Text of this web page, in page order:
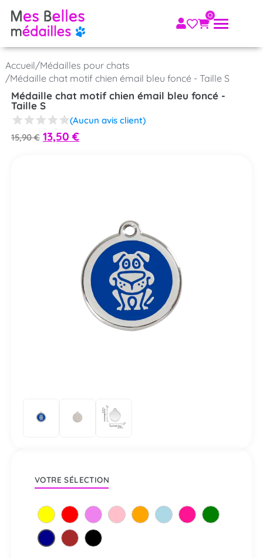
Accueil/Médailles pour chats
/Médaille chat motif chien émail bleu foncé - Taille S
Médaille chat motif chien émail bleu foncé -
Taille S
(Aucun avis client)
15,90€ 13,50 €
VOTRE SÉLECTION